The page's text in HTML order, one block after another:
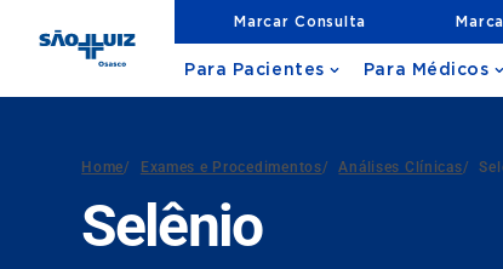
Marcar Consulta
Para Pacientes Para Médicos
Home/ Exames e Procedimentos/ Análises Clínicas/
Selênio